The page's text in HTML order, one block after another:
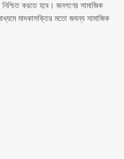
করতে হবে। জনগণের সামাজিক
মাদকাসক্তির মতো জঘন্য সামাজিক